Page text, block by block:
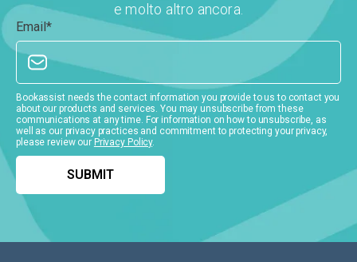
e molto altro ancora.
Email*
Bookassist needs the contact information you provide to us to contact you
about our products and services. You may unsubscribe from these
communications at any time. For information on how to unsubscribe, as
well as our privacy practices and commitment to protecting your privacy,
please review our Privacy Policy.